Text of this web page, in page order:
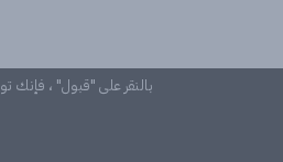
بالنقر على "قبول" ، فإنك